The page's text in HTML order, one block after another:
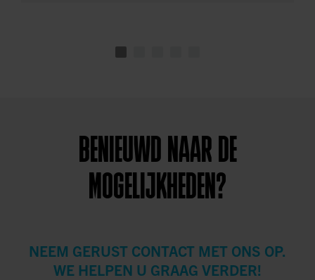
BENIEUWD NAAR DE
MOGELIJKHEDEN?
NEEM GERUST CONTACT MET ONS OP.
WE HELPEN U GRAAG VERDER!